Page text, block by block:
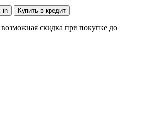
in Купить в кредит
скидка при покупке до